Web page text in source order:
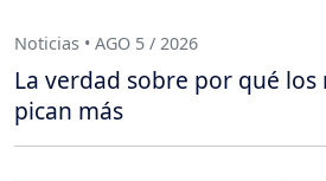
Noticias • AGO 5 / 2026
La verdad sobre por qué
pican más